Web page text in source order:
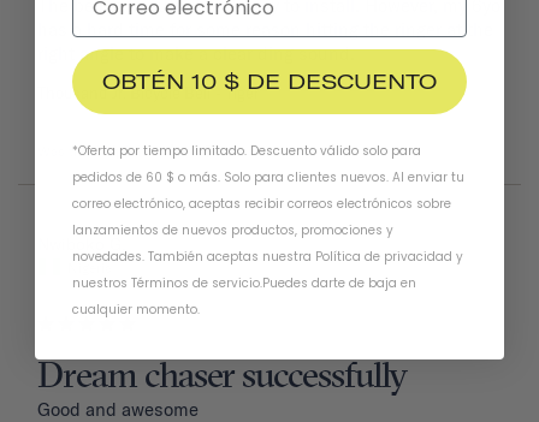
The bell is beautiful and easy to install. However, my 6yo
has a hard time for some reason hitting the ringer at the
right angle to make a clear ding sound.
Thousand Jr. Bicycle Bell Tiger
Was this helpful? 1 0
Dream chaser successfully
Good and awesome
OBTÉN 10 $ DE DESCUENTO
*Oferta por tiempo limitado. Descuento válido solo para
pedidos de 60 $ o más. Solo para clientes nuevos. Al enviar tu
correo electrónico, aceptas recibir correos electrónicos sobre
lanzamientos de nuevos productos, promociones y
novedades. También aceptas nuestra Política de privacidad y
nuestros Términos de servicio.Puedes darte de baja en
cualquier momento.